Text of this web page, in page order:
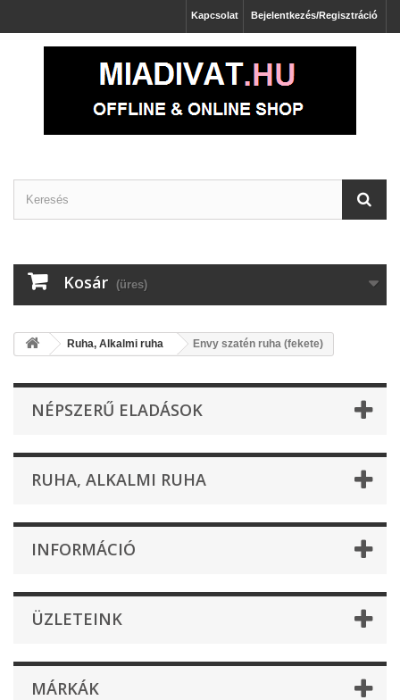
Bejelentkezés/Regisztráció
Kapcsolat
Kosár (üres)
Ruha, Alkalmi ruha Envy szatén ruha (fekete)
NÉPSZERŰ ELADÁSOK
RUHA, ALKALMI RUHA
INFORMÁCIÓ
ÜZLETEINK
MÁRKÁK